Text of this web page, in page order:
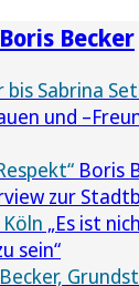
Boris Becker
bis Sabrina
und
Boris
zur
„Es ist
sein“